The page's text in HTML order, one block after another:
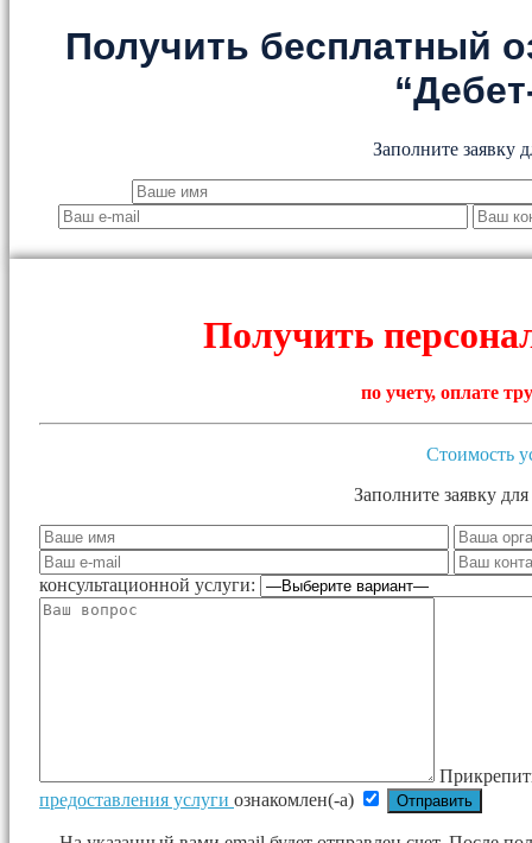
Получить бесплатный
Заполните заявку
Получить
по учету, оплате
Стоимость
Заполните заявку
консультационной услуги:
предоставления услуги ознакомлен(-а)